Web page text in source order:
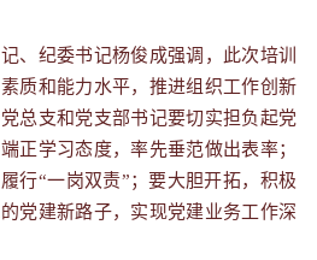
纪委书记杨俊成强调，此次培训
质和能力水平，推进组织工作创新
总支和党支部书记要切实担负起党
正学习态度，率先垂范做出表率；
行“一岗双责”；要大胆开拓，积极
党建新路子，实现党建业务工作深